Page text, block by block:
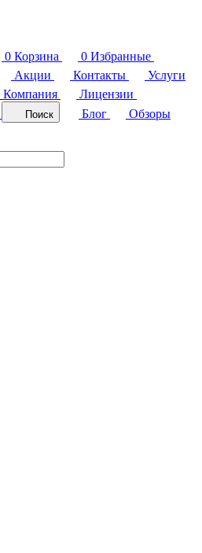
0 Корзина 0 Избранные
Акции Контакты
Услуги
Компания
Лицензии
Поиск Блог
Обзоры